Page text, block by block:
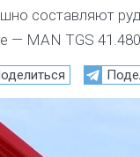
составляют
— MAN TGS